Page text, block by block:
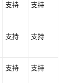
支持 支持
支持 支持
支持 支持